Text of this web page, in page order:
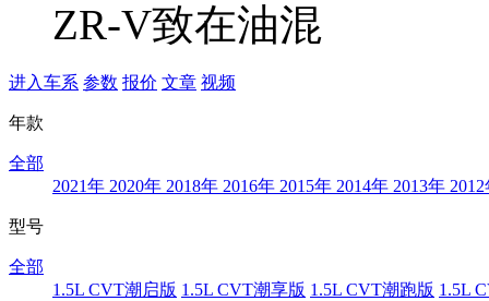
ZR-V致在油混
进入车系 参数 报价 文章 视频
年款
全部
2021年 2020年 2018年 2016年 2015年 2014年 2013年
型号
全部
1.5L CVT潮启版 1.5L CVT潮享版 1.5L CVT潮跑版 1.5L